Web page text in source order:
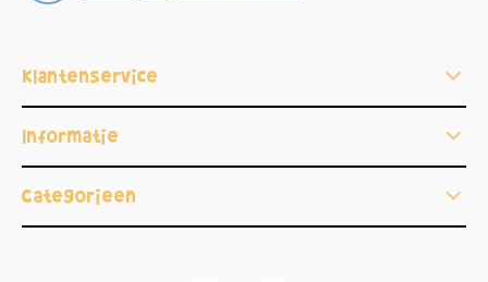
Klantenservice
Informatie
Categorieën